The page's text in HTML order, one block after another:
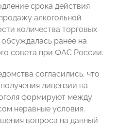
срока действия
алкогольной
количества торговых
ранее на
совета при ФАС России.
согласились, что
лицензии на
формируют между
неравные условия.
вопроса на данный